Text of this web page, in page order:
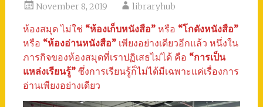
November 8, 2019 libraryhub
ห้องสมุด ไม่ใช่ “ห้องเก็บหนังสือ”หรือ “โกดังหนังสือ”
หรือ “ห้องอ่านหนังสือ”เพียงอย่างเดียวอีกแล้ว หนึ่งใน
ภารกิจของห้องสมุดที่เราปฏิเสธไม่ได้ คือ “การเป็น
แหล่งเรียนรู้”ซึ่งการเรียนรู้ก็ไม่ได้มีเฉพาะแค่เรื่องการ
อ่านเพียงอย่างเดียว